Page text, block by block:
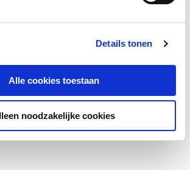
Details tonen
Alle cookies toestaan
noodzakelijke cookies